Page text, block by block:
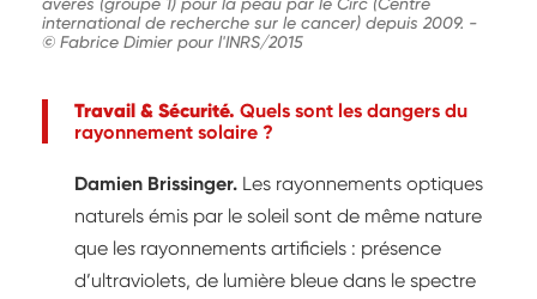
international de recherche sur le cancer) depuis 2009. -
© Fabrice Dimier pour l'INRS/2015
Travail & Sécurité. Quels sont les dangers du
rayonnement solaire ?
Damien Brissinger. Les rayonnements optiques
naturels émis par le soleil sont de même nature
que les rayonnements artificiels : présence
d’ultraviolets, de lumière bleue dans le spectre